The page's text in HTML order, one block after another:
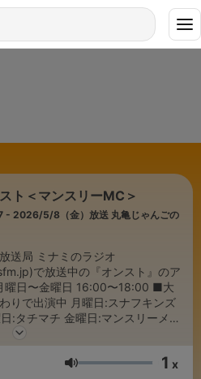
ト＜マンスリーMC＞
- 2026/5/8（金）放送 丸亀じゃんごの
ラジオ
で放送中の『オンスト』のア
曜日:スナフキンズ
音量 1 x